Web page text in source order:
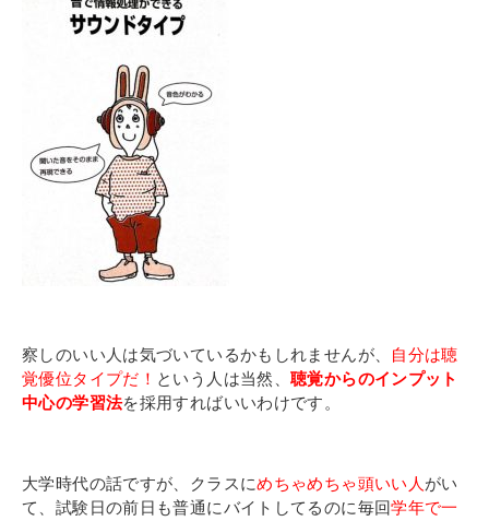
察しのいい人は気づいているかもしれませんが、
自分は聴
覚優位タイプだ！ という人は当然、 聴覚からのインプット
中心の学習法を採用すればいいわけです。
大学時代の話ですが、クラスにめちゃめちゃ頭いい人 がい
て、試験日の前日も普通にバイトしてるのに毎回学年で一